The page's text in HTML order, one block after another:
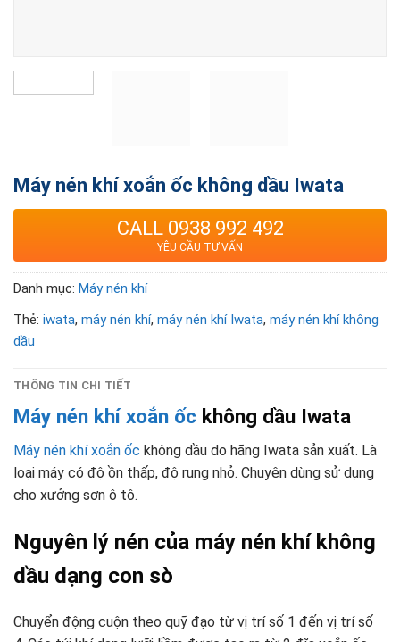
Máy nén khí xoắn ốc không dầu Iwata
CALL 0938 992 492
YÊU CẦU TƯ VẤN
Danh mục: Máy nén khí
Thẻ: iwata, máy nén khí, máy nén khí Iwata, máy nén khí không
dầu
THÔNG TIN CHI TIẾT
Máy nén khí xoắn ốc không dầu Iwata
Máy nén khí xoắn ốc không dầu do hãng Iwata sản xuất. Là
loại máy có độ ồn thấp, độ rung nhỏ. Chuyên dùng sử dụng
cho xưởng sơn ô tô.
Nguyên lý nén của máy nén khí không
dầu dạng con sò
Chuyển động cuộn theo quỹ đạo từ vị trí số 1 đến vị trí số